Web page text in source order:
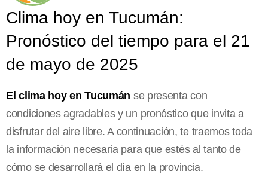
Clima hoy en Tucumán:
Pronóstico del tiempo para el 21
de mayo de 2025
El clima hoy en Tucumán se presenta con
condiciones agradables y un pronóstico que invita a
disfrutar del aire libre. A continuación, te traemos toda
la información necesaria para que estés al tanto de
cómo se desarrollará el día en la provincia.